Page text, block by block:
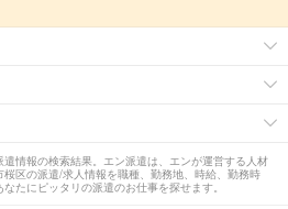
情報の検索結果。エン派遣は、エンが運営する人材
区の派遣/求人情報を職種、勤務地、時給、勤務時
たにピッタリの派遣のお仕事を探せます。